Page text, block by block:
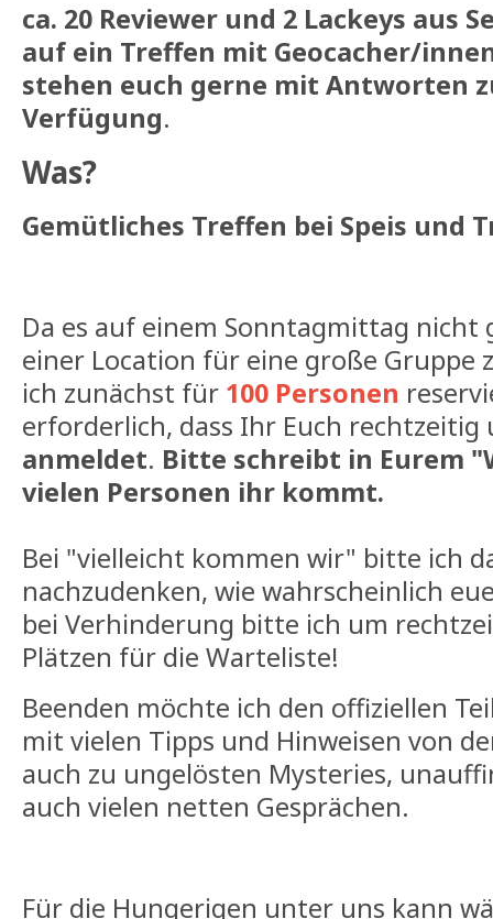
ca. 20 Reviewer und 2 Lackeys aus
auf ein Treffen mit Geocacher/
stehen euch gerne mit Antworten
Verfügung.
Was?
Gemütliches Treffen bei Speis und
Da es auf einem Sonntagmittag nicht
einer Location für eine große Gruppe
ich zunächst für 100 Personen
erforderlich, dass Ihr Euch
anmeldet. Bitte schreibt in Eurem
vielen Personen ihr kommt.
Bei "vielleicht kommen wir" bitte ich
nachzudenken, wie wahrscheinlich
bei Verhinderung bitte ich um
Plätzen für die Warteliste!
Beenden möchte ich den offiziellen
mit vielen Tipps und Hinweisen von
auch zu ungelösten Mysteries,
auch vielen netten Gesprächen.
Für die Hungerigen unter uns kann